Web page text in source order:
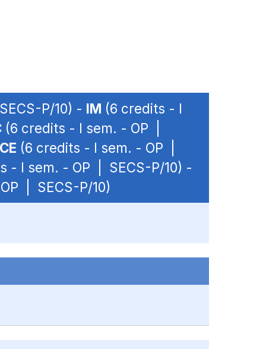
P/10) - IM (6 credits - I
(6 credits - I sem. - OP |
(6 credits - I sem. - OP |
- I sem. - OP | SECS-P/10) -
| SECS-P/10)